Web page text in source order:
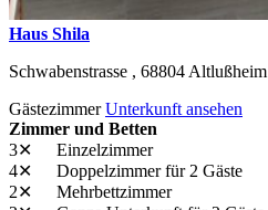
Haus Shila
Schwabenstrasse , 68804 Altlußheim
GästezimmerUnterkunft ansehen
Zimmer und Betten
3✕
Einzelzimmer
4✕
Doppelzimmerfür 2 Gäste
2✕
Mehrbettzimmer